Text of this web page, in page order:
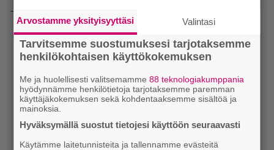
– Tomi Pohto,
Arvostamme yksityisyyttäsi Valintasi
Tarvitsemme suostumuksesi tarjotaksemme
henkilökohtaisen käyttökokemuksen
Me ja huolellisesti valitsemamme88 teknologiakumppania
hyödynnämme henkilötietoja tarjotaksemme paremman
käyttäjäkokemuksen sekä kohdentaaksemme sisältöä ja
mainoksia.
Hyväksymällä suostut tietojesi käyttöön seuraavasti
Käytämme laitetunnisteita ja tallennamme evästeitä